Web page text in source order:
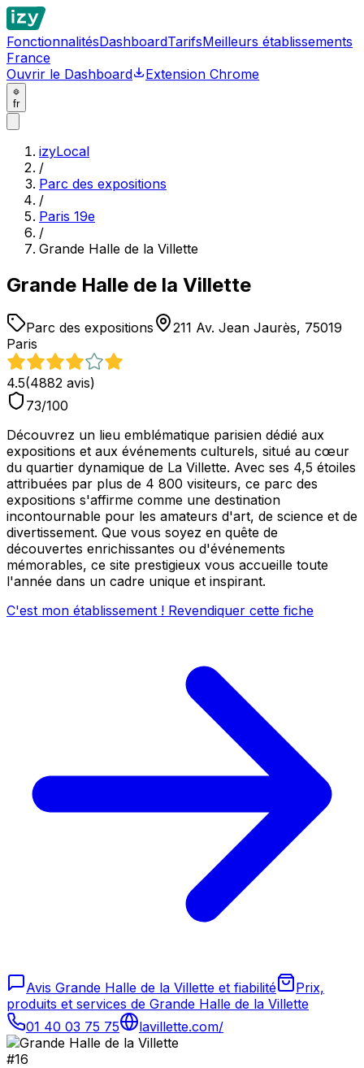
FonctionnalitésDashboardTarifsMeilleurs établissements
France
Ouvrir le Dashboard
Extension Chrome
fr
izyLocal
/
Parc des expositions
/
Paris 19e
/
Grande Halle de la Villette
Grande Halle de la Villette
Parc des expositions
211 Av. Jean Jaurès, 75019
Paris
4.5(4882 avis)
73/100
Découvrez un lieu emblématique parisien dédié aux
expositions et aux événements culturels, situé au cœur
du quartier dynamique de La Villette. Avec ses 4,5 étoiles
attribuées par plus de 4 800 visiteurs, ce parc des
expositions s'affirme comme une destination
incontournable pour les amateurs d'art, de science et de
divertissement. Que vous soyez en quête de
découvertes enrichissantes ou d'événements
mémorables, ce site prestigieux vous accueille toute
l'année dans un cadre unique et inspirant.
C'est mon établissement ! Revendiquer cette fiche
Avis Grande Halle de la Villette et fiabilité
Prix,
produits et services de Grande Halle de la Villette
01 40 03 75 75
lavillette.com/
#16